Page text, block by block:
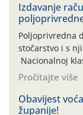
Izdavanje
Poljoprivredna
stočarstvo i s
Nacionalnoj
skupne 01.1,
prerade
poljoprivredni
također može
Pročitajte više
Obavijest
županije!